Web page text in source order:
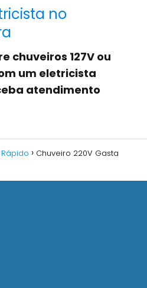
no
chuveiros 127V ou
um eletricista
atendimento
Chuveiro 220V Gasta